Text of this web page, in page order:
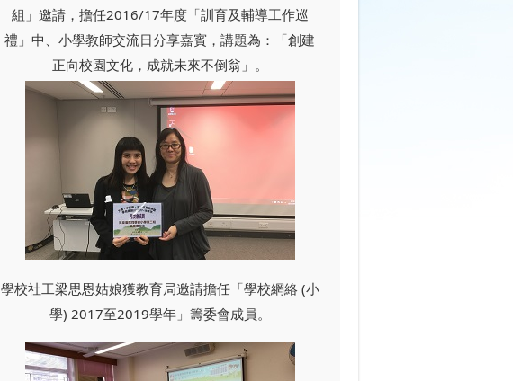
組」邀請，擔任2016/17年度「訓育及輔導工作巡
禮」中、小學教師交流日分享嘉賓，講題為：「創建
正向校園文化，成就未來不倒翁」。
學校社工梁思恩姑娘獲教育局邀請擔任「學校網絡 (小
學) 2017至2019學年」籌委會成員。